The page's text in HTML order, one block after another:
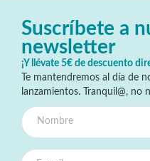
Suscríbete a
newsletter
¡Y llévate 5€ de descuento
Te mantendremos al día de
lanzamientos. Tranquil@, no